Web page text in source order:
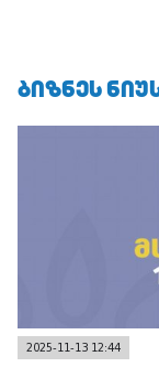
ᲑᲘᲖᲜᲔᲡ
2025-11-13 12:44